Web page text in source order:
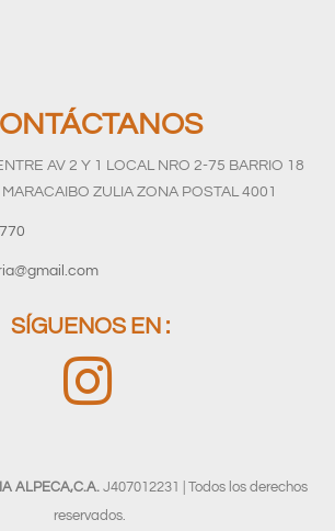
AV 2 Y 1 LOCAL NRO 2-75 BARRIO 18
ZULIA ZONA POSTAL 4001
SÍGUENOS EN :
ALPECA,C.A.J407012231 | Todos los derechos
reservados.